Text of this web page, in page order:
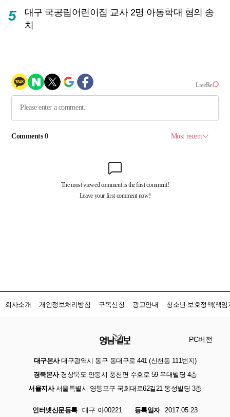
5
대구 국공립어린이집 교사 2명 아동학대 혐의 송
치
회사소개 개인정보처리방침 구독신청 광고안내 청소년 보호정책(책임
PC버전
대구본사대구광역시 동구 동대구로 441 (신천동 111번지)
경북본사경상북도 안동시 풍천면 수호로 59 우대빌딩 4층
서울지사서울특별시 영등포구 국회대로62길21 동성빌딩 3층
인터넷신문등록 대구 아00221 등록일자 2017.05.23